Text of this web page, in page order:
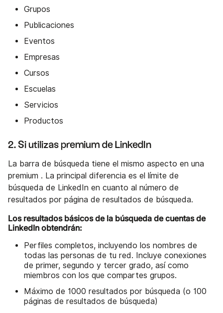
Grupos
Publicaciones
Eventos
Empresas
Cursos
Escuelas
Servicios
Productos
2. Si utilizas premium de LinkedIn
La barra de búsqueda tiene el mismo aspecto en una
premium . La principal diferencia es el límite de
búsqueda de LinkedIn en cuanto al número de
resultados por página de resultados de búsqueda.
Los resultados básicos de la búsqueda de cuentas de
LinkedIn obtendrán:
Perfiles completos, incluyendo los nombres de
todas las personas de tu red. Incluye conexiones
de primer, segundo y tercer grado, así como
miembros con los que compartes grupos.
Máximo de 1000 resultados por búsqueda (o 100
páginas de resultados de búsqueda)